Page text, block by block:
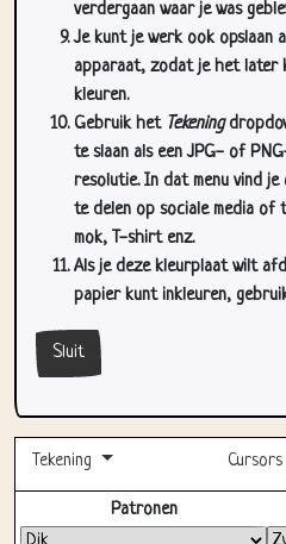
verdergaan waar je was
Je kunt je werk ook opslaan
apparaat, zodat je het later
kleuren.
Gebruik het Tekening
te slaan als een JPG- of
resolutie. In dat menu vind
te delen op sociale media of
mok, T-shirt enz.
Als je deze kleurplaat wilt
papier kunt inkleuren,
Sluit
Tekening Cursors
Patronen